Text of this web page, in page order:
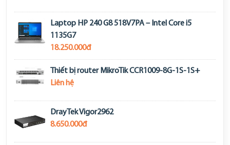
Laptop HP 240 G8 518V7PA – Intel Core i5
1135G7
18.250.000đ
Thiết bị router MikroTik CCR1009-8G-1S-1S+
Liên hệ
DrayTek Vigor2962
8.650.000đ